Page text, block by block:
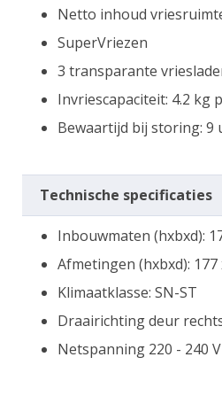
Netto inhoud
SuperVriezen
3 transparante
Invriescapaciteit: 4.2 kg
Bewaartijd bij storing: 9
Technische specificaties
Inbouwmaten (hxbxd):
Afmetingen (hxbxd): 177
Klimaatklasse: SN-ST
Draairichting deur
Netspanning 220 - 240 V